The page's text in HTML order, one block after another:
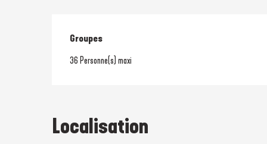
Groupes
Groupes
36 Personne(s) maxi
Localisation